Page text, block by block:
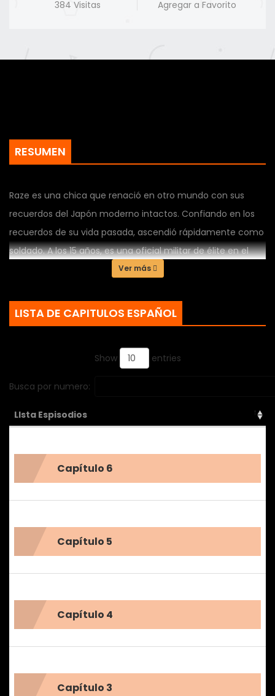
384 Visitas Agregar a Favorito
RESUMEN
Raze es una chica que renació en otro mundo con sus
recuerdos del Japón moderno intactos. Confiando en los
recuerdos de su vida pasada, ascendió rápidamente como
soldado. A los 15 años, es una oficial militar de élite en el
Imperio Cyan, donde se la conoce como "Colmillo de
Ver más
LISTA DE CAPITULOS ESPAÑOL
Show entries
Busca por numero:
LIsta Espisodios
Capítulo 6
Capítulo 5
Capítulo 4
Capítulo 3